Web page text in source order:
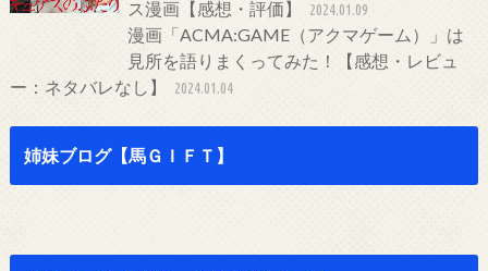
ス漫画【感想・評価】 2024.01.09
漫画「ACMA:GAME（アクマゲーム）」は
見所を語りまくってみた！【感想・レビュ
ー：ネタバレなし】
2024.01.04
姉妹ブログ【馬ＧＩＦＴ】